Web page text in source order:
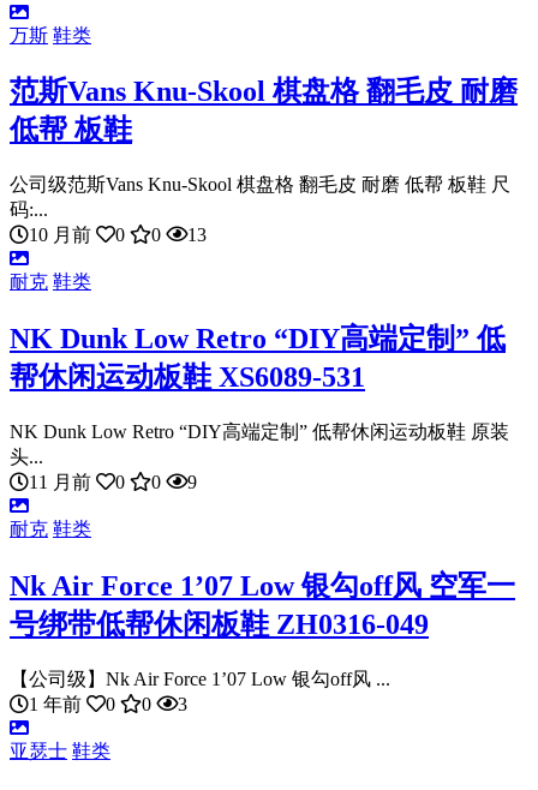
万斯 鞋类
范斯Vans Knu-Skool 棋盘格 翻毛皮 耐磨
低帮 板鞋
公司级范斯Vans Knu-Skool 棋盘格 翻毛皮 耐磨 低帮 板鞋 尺
码:...
10 月前
0 0 13
耐克 鞋类
NK Dunk Low Retro “DIY高端定制” 低
帮休闲运动板鞋 XS6089-531
NK Dunk Low Retro “DIY高端定制” 低帮休闲运动板鞋 原装
头...
11 月前
0 0 9
耐克 鞋类
Nk Air Force 1’07 Low 银勾off风 空军一
号绑带低帮休闲板鞋 ZH0316-049
【公司级】Nk Air Force 1’07 Low 银勾off风 ...
1 年前
0 0 3
亚瑟士 鞋类